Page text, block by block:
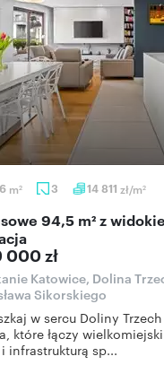
m2 3 14 811 zł/m2
000 zł
Katowice, Dolina
Sikorskiego
w sercu Doliny
które łączy
infrastrukturą sp...